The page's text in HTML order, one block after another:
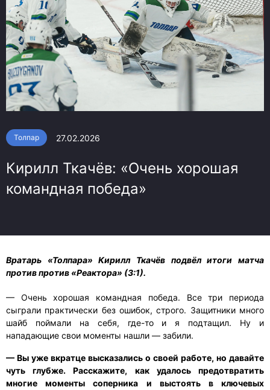
Толпар 27.02.2026
Кирилл Ткачёв: «Очень хорошая
командная победа»
Вратарь «Толпара» Кирилл Ткачёв подвёл итоги матча
против против «Реактора» (3:1).
— Очень хорошая командная победа. Все три периода
сыграли практически без ошибок, строго. Защитники много
шайб поймали на себя, где-то и я подтащил. Ну и
нападающие свои моменты нашли — забили.
— Вы уже вкратце высказались о своей работе, но давайте
чуть глубже. Расскажите, как удалось предотвратить
многие моменты соперника и выстоять в ключевых